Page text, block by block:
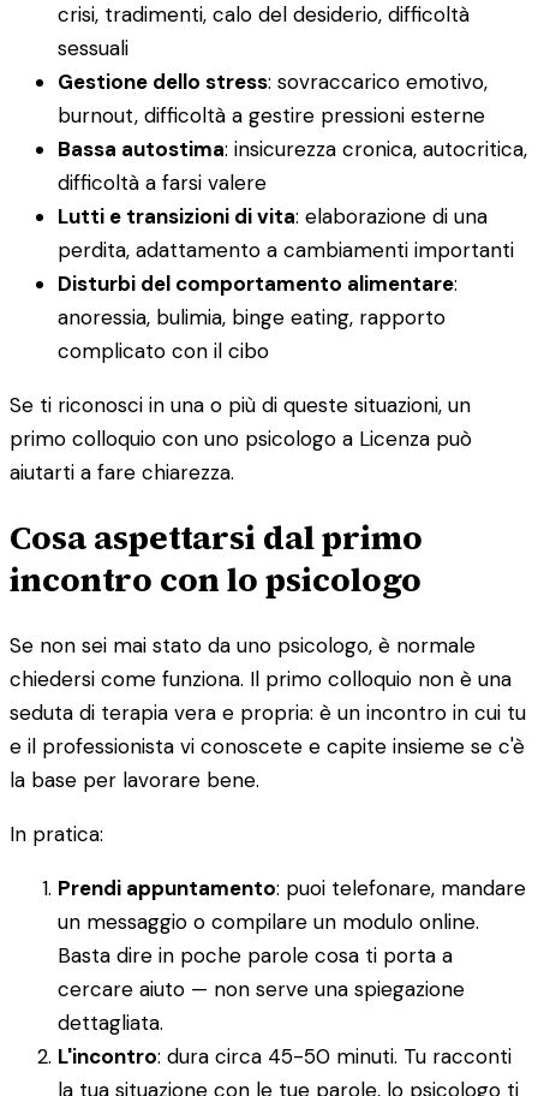
crisi, tradimenti, calo del desiderio, difficoltà
sessuali
Gestione dello stress: sovraccarico emotivo,
burnout, difficoltà a gestire pressioni esterne
Bassa autostima: insicurezza cronica, autocritica,
difficoltà a farsi valere
Lutti e transizioni di vita: elaborazione di una
perdita, adattamento a cambiamenti importanti
Disturbi del comportamento alimentare:
anoressia, bulimia, binge eating, rapporto
complicato con il cibo
Se ti riconosci in una o più di queste situazioni, un
primo colloquio con uno psicologo a Licenza può
aiutarti a fare chiarezza.
Cosa aspettarsi dal primo
incontro con lo psicologo
Se non sei mai stato da uno psicologo, è normale
chiedersi come funziona. Il primo colloquio non è una
seduta di terapia vera e propria: è un incontro in cui tu
e il professionista vi conoscete e capite insieme se c'è
la base per lavorare bene.
In pratica:
Prendi appuntamento: puoi telefonare, mandare
un messaggio o compilare un modulo online.
Basta dire in poche parole cosa ti porta a
cercare aiuto — non serve una spiegazione
dettagliata.
L'incontro: dura circa 45-50 minuti. Tu racconti
la tua situazione con le tue parole, lo psicologo ti